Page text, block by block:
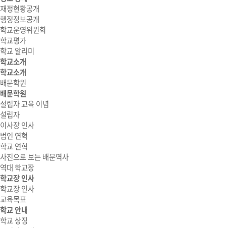
재정현황공개
행정정보공개
학교운영위원회
학교평가
학교 알리미
학교소개
학교소개
배문학원
배문학원
설립자 교육 이념
설립자
이사장 인사
법인 연혁
학교 연혁
사진으로 보는 배문역사
역대 학교장
학교장 인사
학교장 인사
교육목표
학교 안내
학교 상징